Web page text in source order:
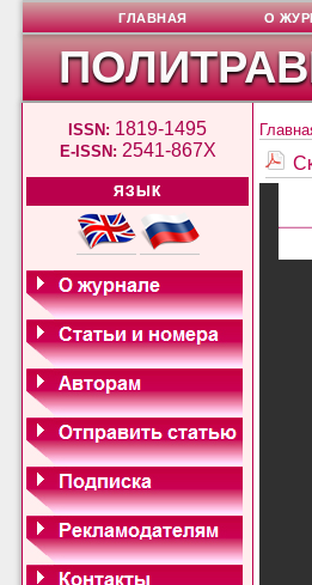
ISSN: 1819-1495
E-ISSN: 2541-867X
ЯЗЫК
ГЛАВНАЯ О